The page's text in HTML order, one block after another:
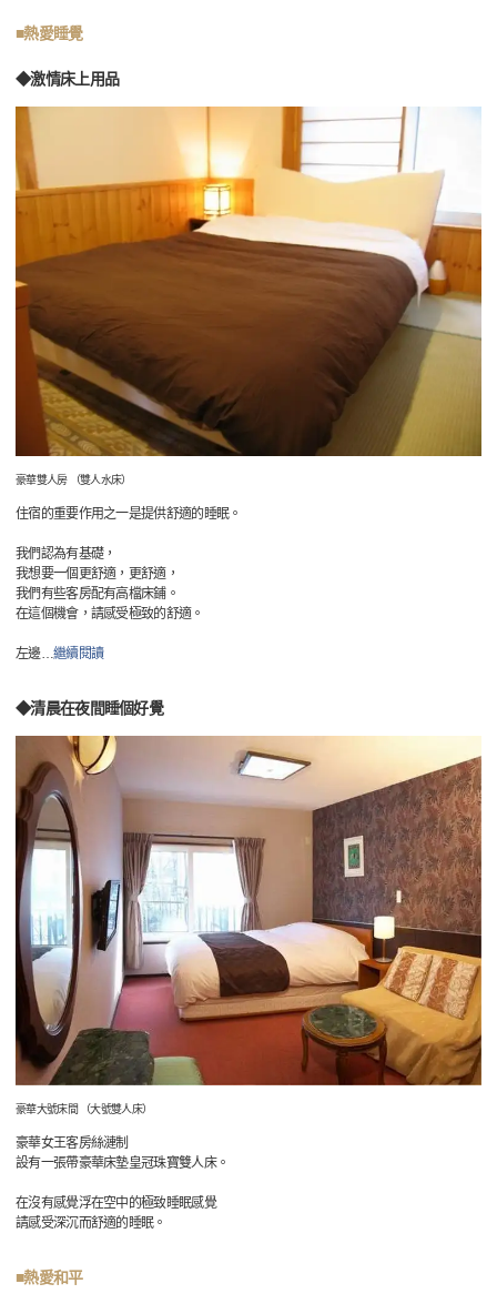
■熱愛睡覺
◆激情床上用品
豪華雙人房 （雙人水床）
住宿的重要作用之一是提供舒適的睡眠。
我們認為有基礎，
我想要一個更舒適，更舒適，
我們有些客房配有高檔床鋪。
在這個機會，請感受極致的舒適。
左邊…繼續閱讀
◆清晨在夜間睡個好覺
豪華大號床間 （大號雙人床）
豪華女王客房絲漣制
設有一張帶豪華床墊皇冠珠寶雙人床。
在沒有感覺浮在空中的極致睡眠感覺
請感受深沉而舒適的睡眠。
■熱愛和平